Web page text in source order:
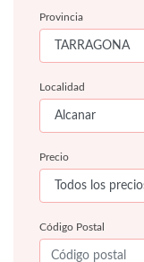
Provincia
Localidad
Precio
Código Postal